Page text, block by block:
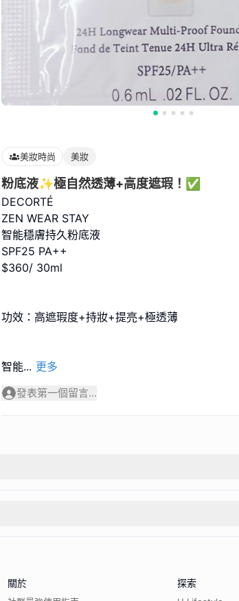
美妝時尚 美妝
粉底液✨極自然透薄+高度遮瑕！✅
DECORTÉ
ZEN WEAR STAY
智能穩膚持久粉底液
SPF25 PA++
$360/ 30ml
功效：高遮瑕度+持妝+提亮+極透薄
智能... 更多
發表第一個留言...
關於 探索